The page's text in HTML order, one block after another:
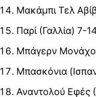
Μακάμπι Τελ
Παρί (Γαλλία) 7-
Μπάγερν
Μπασκόνια
Αναντολού Εφές